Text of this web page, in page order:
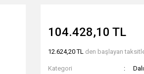
104.428,10 TL
12.624,20 TL den başlayan
Kategori